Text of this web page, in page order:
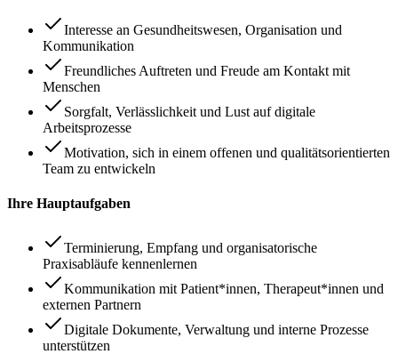
Interesse an Gesundheitswesen, Organisation und
Kommunikation
Freundliches Auftreten und Freude am Kontakt mit
Menschen
Sorgfalt, Verlässlichkeit und Lust auf digitale
Arbeitsprozesse
Motivation, sich in einem offenen und qualitätsorientierten
Team zu entwickeln
Ihre Hauptaufgaben
Terminierung, Empfang und organisatorische
Praxisabläufe kennenlernen
Kommunikation mit Patient*innen, Therapeut*innen und
externen Partnern
Digitale Dokumente, Verwaltung und interne Prozesse
unterstützen